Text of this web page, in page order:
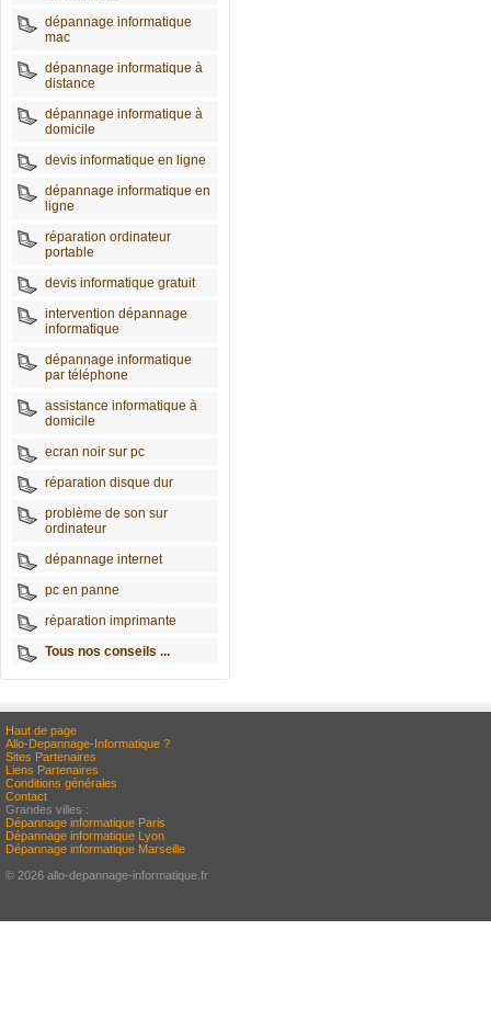
dépannage informatique
mac
dépannage informatique à
distance
dépannage informatique à
domicile
devis informatique en ligne
dépannage informatique en
ligne
réparation ordinateur
portable
devis informatique gratuit
intervention dépannage
informatique
dépannage informatique
par téléphone
assistance informatique à
domicile
ecran noir sur pc
réparation disque dur
problème de son sur
ordinateur
dépannage internet
pc en panne
réparation imprimante
Tous nos conseils ...
Haut de page
Allo-Depannage-Informatique ?
Sites Partenaires
Liens Partenaires
Conditions générales
Contact
Grandes villes :
Dépannage informatique Paris
Dépannage informatique Lyon
Dépannage informatique Marseille
© 2026 allo-depannage-informatique.fr